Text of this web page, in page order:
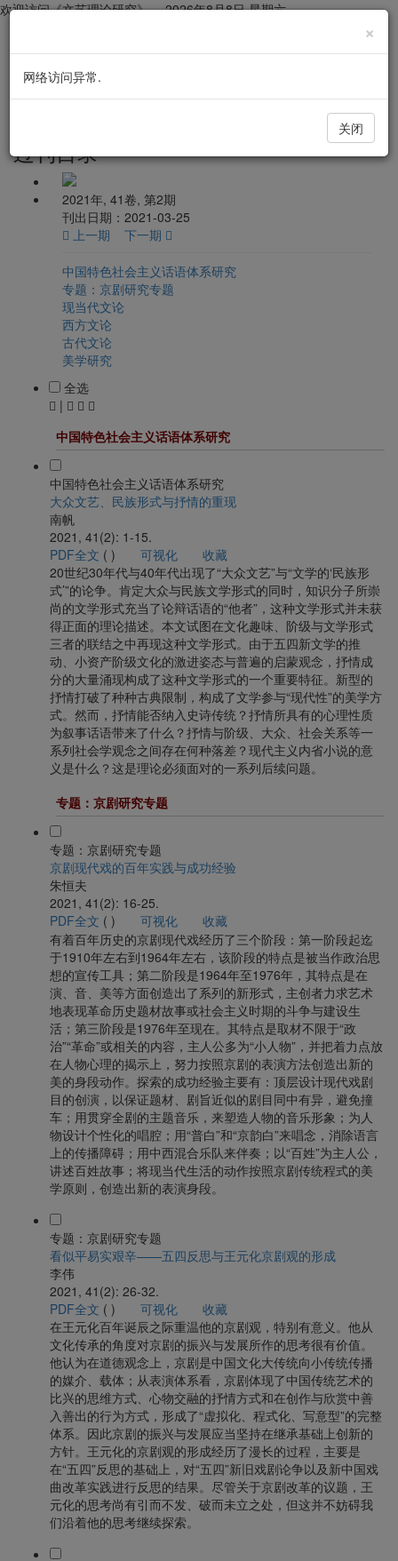
×
网络访问异常.
关闭
欢迎访问《文艺理论研究》，2026年8月8日 星期六
航
切
换
文艺理论研究
过刊目录
2021年, 41卷, 第2期
刊出日期：2021-03-25
上一期
下一期
中国特色社会主义话语体系研究
专题：京剧研究专题
现当代文论
西方文论
古代文论
美学研究
全选
|
中国特色社会主义话语体系研究
中国特色社会主义话语体系研究
大众文艺、民族形式与抒情的重现
南帆
2021, 41(2): 1-15.
PDF全文 ( ) 可视化
收藏
20世纪30年代与40年代出现了“大众文艺”与“文学的‘民族形
式’”的论争。肯定大众与民族文学形式的同时，知识分子所崇
尚的文学形式充当了论辩话语的“他者”，这种文学形式并未获
得正面的理论描述。本文试图在文化趣味、阶级与文学形式
三者的联结之中再现这种文学形式。由于五四新文学的推
动、小资产阶级文化的激进姿态与普遍的启蒙观念，抒情成
分的大量涌现构成了这种文学形式的一个重要特征。新型的
抒情打破了种种古典限制，构成了文学参与“现代性”的美学方
式。然而，抒情能否纳入史诗传统？抒情所具有的心理性质
为叙事话语带来了什么？抒情与阶级、大众、社会关系等一
系列社会学观念之间存在何种落差？现代主义内省小说的意
义是什么？这是理论必须面对的一系列后续问题。
专题：京剧研究专题
专题：京剧研究专题
京剧现代戏的百年实践与成功经验
朱恒夫
2021, 41(2): 16-25.
PDF全文 ( ) 可视化
收藏
有着百年历史的京剧现代戏经历了三个阶段：第一阶段起迄
于1910年左右到1964年左右，该阶段的特点是被当作政治思
想的宣传工具；第二阶段是1964年至1976年，其特点是在
演、音、美等方面创造出了系列的新形式，主创者力求艺术
地表现革命历史题材故事或社会主义时期的斗争与建设生
活；第三阶段是1976年至现在。其特点是取材不限于“政
治”“革命”或相关的内容，主人公多为“小人物”，并把着力点放
在人物心理的揭示上，努力按照京剧的表演方法创造出新的
美的身段动作。探索的成功经验主要有：顶层设计现代戏剧
目的创演，以保证题材、剧旨近似的剧目同中有异，避免撞
车；用贯穿全剧的主题音乐，来塑造人物的音乐形象；为人
物设计个性化的唱腔；用“普白”和“京韵白”来唱念，消除语言
上的传播障碍；用中西混合乐队来伴奏；以“百姓”为主人公，
讲述百姓故事；将现当代生活的动作按照京剧传统程式的美
学原则，创造出新的表演身段。
专题：京剧研究专题
看似平易实艰辛——五四反思与王元化京剧观的形成
李伟
2021, 41(2): 26-32.
PDF全文 ( ) 可视化
收藏
在王元化百年诞辰之际重温他的京剧观，特别有意义。他从
文化传承的角度对京剧的振兴与发展所作的思考很有价值。
他认为在道德观念上，京剧是中国文化大传统向小传统传播
的媒介、载体；从表演体系看，京剧体现了中国传统艺术的
比兴的思维方式、心物交融的抒情方式和在创作与欣赏中善
入善出的行为方式，形成了“虚拟化、程式化、写意型”的完整
体系。因此京剧的振兴与发展应当坚持在继承基础上创新的
方针。王元化的京剧观的形成经历了漫长的过程，主要是
在“五四”反思的基础上，对“五四”新旧戏剧论争以及新中国戏
曲改革实践进行反思的结果。尽管关于京剧改革的议题，王
元化的思考尚有引而不发、破而未立之处，但这并不妨碍我
们沿着他的思考继续探索。